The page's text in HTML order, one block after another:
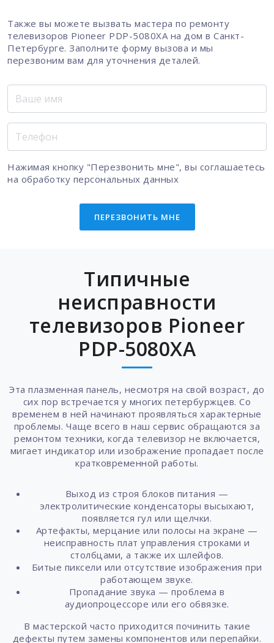
Также вы можете вызвать мастера по ремонту
телевизоров Pioneer PDP-5080XA на дом в Санкт-
Петербурге. Заполните форму вызова и мы
перезвоним вам для уточнения деталей.
Нажимая кнопку "Перезвонить мне", вы соглашаетесь
на обработку персональных данных
ПЕРЕЗВОНИТЬ МНЕ
Типичные
неисправности
телевизоров Pioneer
PDP-5080XA
Эта плазменная панель, несмотря на свой возраст, до
сих пор встречается у многих петербуржцев. Со
временем в ней начинают проявляться характерные
проблемы. Чаще всего в наш сервис обращаются за
ремонтом техники, когда телевизор не включается,
мигает индикатор или изображение пропадает после
кратковременной работы.
Выход из строя блоков питания —
электролитические конденсаторы высыхают,
появляется гул или щелчки.
Артефакты, мерцание или полосы на экране —
неисправность плат управления строками и
столбцами, а также их шлейфов.
Битые пиксели или отсутствие изображения при
работающем звуке.
Пропадание звука — проблема в
аудиопроцессоре или его обвязке.
В мастерской часто приходится починить такие
дефекты путем замены компонентов или перепайки.